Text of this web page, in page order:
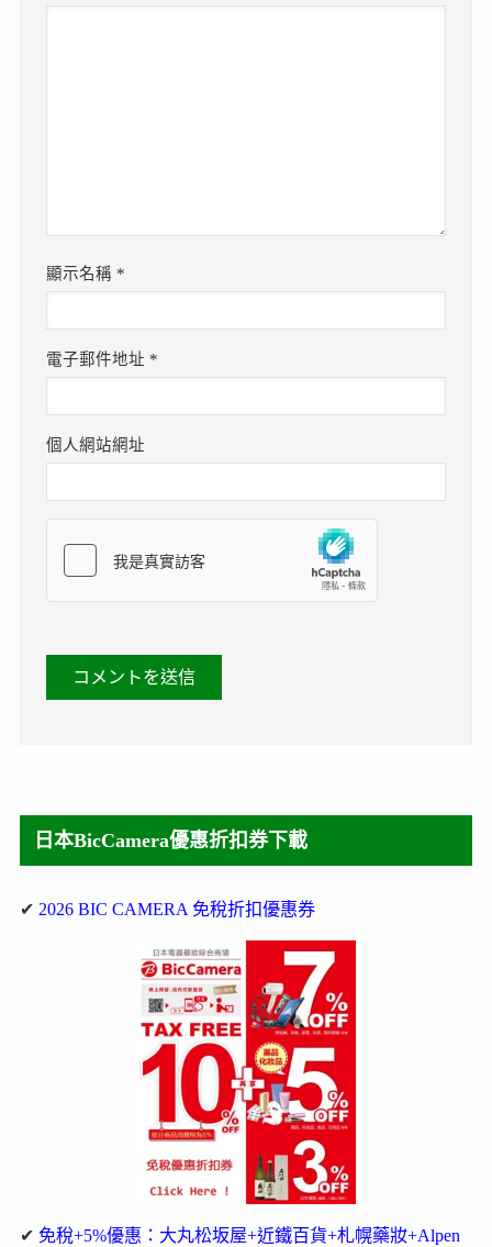
顯示名稱 *
電子郵件地址 *
個人網站網址
日本BicCamera優惠折扣券下載
✔ 2026 BIC CAMERA 免稅折扣優惠券
✔ 免稅+5%優惠：大丸松坂屋+近鐵百貨+札幌藥妝+Alpen